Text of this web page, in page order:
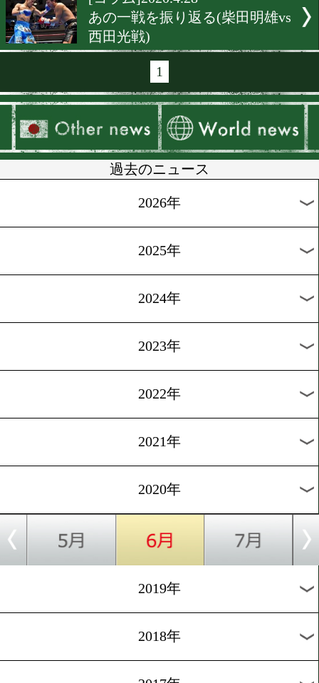
あの一戦を振り返る(源大
部麗也)
[コラム]2020.5.8
世界のトップと拳を交えた
証言(天笠尚編)
[コラム]2020.5.4
世界のトップと拳を交えた
証言(福原辰弥編)
[コラム]2020.5.2
証言(石田順裕編)
[コラム]2020.4.28
あの一戦を振り返る(柴田
西田光戦)
1
過去のニュース
2026年
2025年